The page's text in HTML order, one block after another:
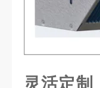
灵活定制